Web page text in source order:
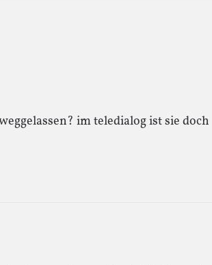
im teledialog ist sie doch